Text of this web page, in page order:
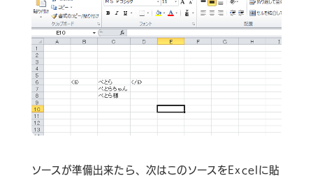
ソースが準備出来たら、次はこのソースをExcelに貼